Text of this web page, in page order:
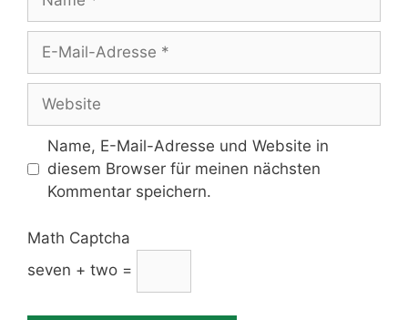
Adresse
Website
Name, E-Mail-Adresse und Website in
diesem Browser für meinen nächsten
Kommentar speichern.
Math Captcha
seven + two =